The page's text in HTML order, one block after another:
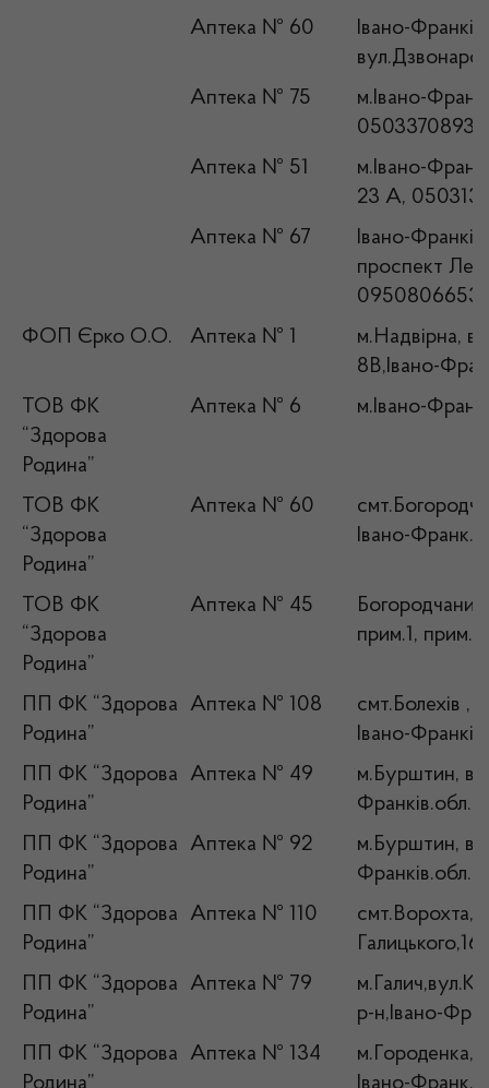
Аптека № 60
Івано-
Аптека № 75
м.Івано-
0503370893
Аптека № 51
м.Івано-
23 А,
Аптека № 67
Івано-
проспект
0950806653
ФОП Єрко О.О.
Аптека № 1
м.Надвірна,
8В,Івано-
ТОВ ФК
“Здорова
Родина”
Аптека № 6 м.Івано-
ТОВ ФК
“Здорова
Родина”
Аптека № 60
Івано-Франк.
ТОВ ФК
“Здорова
Родина”
Аптека № 45
прим.1, прим.2
ПП ФК “Здорова
Родина”
Аптека № 108
смт.Болехів ,
Івано-
ПП ФК “Здорова
Родина”
Аптека № 49
м.Бурштин,
Франків.обл.
ПП ФК “Здорова
Родина”
Аптека № 92
м.Бурштин,
Франків.обл.
ПП ФК “Здорова
Родина”
Аптека № 110
смт.Ворохта,
ПП ФК “Здорова
Родина”
Аптека № 79
р-н,Івано-
ПП ФК “Здорова
Родина”
Аптека № 134
м.Городенка,
Івано-Франк.